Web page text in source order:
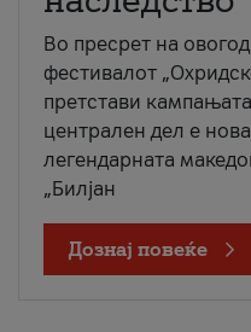
Во пресрет на
фестивалот
претстави
централен дел е
легендарната
„Билјан
Дознај повеќе